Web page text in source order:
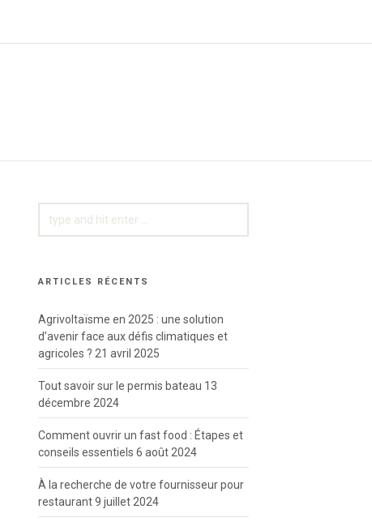
FOR:
ARTICLES RÉCENTS
Agrivoltaïsme en 2025 : une solution
d’avenir face aux défis climatiques et
agricoles ? 21 avril 2025
Tout savoir sur le permis bateau 13
décembre 2024
Comment ouvrir un fast food : Étapes et
conseils essentiels 6 août 2024
À la recherche de votre fournisseur pour
restaurant9 juillet 2024